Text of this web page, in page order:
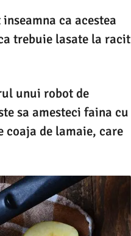
ca acestea
trebuie lasate la racit
unui robot de
sa amesteci faina cu
de lamaie, care